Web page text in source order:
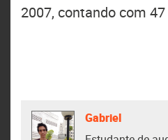
2007, contando com
Gabriel